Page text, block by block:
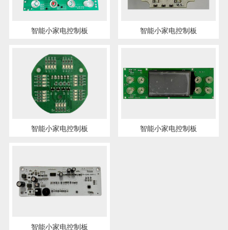
智能小家电控制板 智能小家电控制板
智能小家电控制板 智能小家电控制板
智能小家电控制板